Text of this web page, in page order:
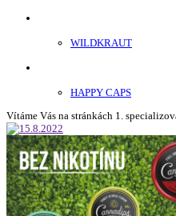
WILDKRAUT
HAPPY CAPS
Vítáme Vás na stránkách 1.